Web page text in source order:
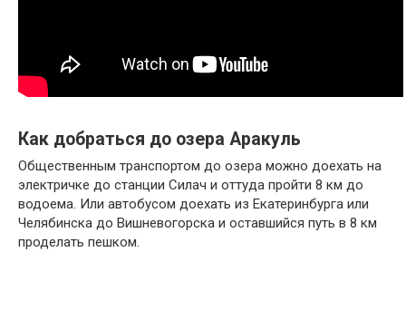
Как добраться до озера Аракуль
Общественным транспортом до озера можно доехать на
электричке до станции Силач и оттуда пройти 8 км до
водоема. Или автобусом доехать из Екатеринбурга или
Челябинска до Вишневогорска и оставшийся путь в 8 км
проделать пешком.